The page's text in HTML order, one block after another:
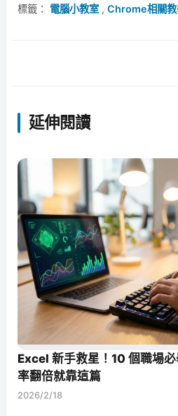
標籤： 電腦小教室, Chrome相關教
延伸閱讀
Excel 新手救星！10 個職場
率翻倍就靠這篇
2026/2/18